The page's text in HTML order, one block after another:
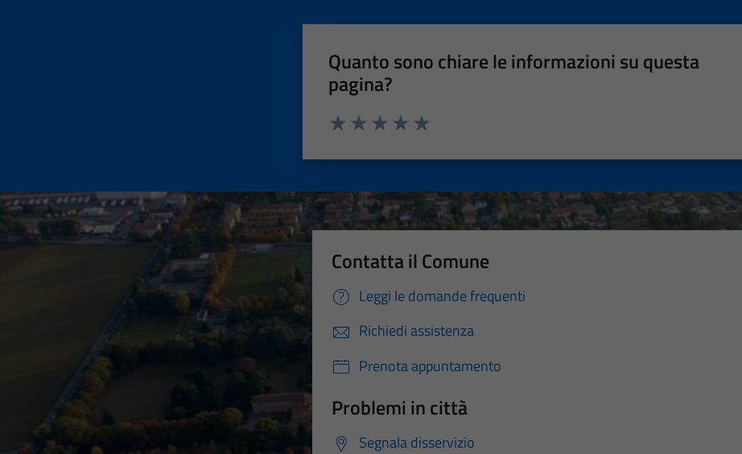
Quanto sono chiare le informazioni su questa
pagina?
Contatta il Comune
Leggi le domande frequenti
Richiedi assistenza
Prenota appuntamento
Problemi in città
Segnala disservizio